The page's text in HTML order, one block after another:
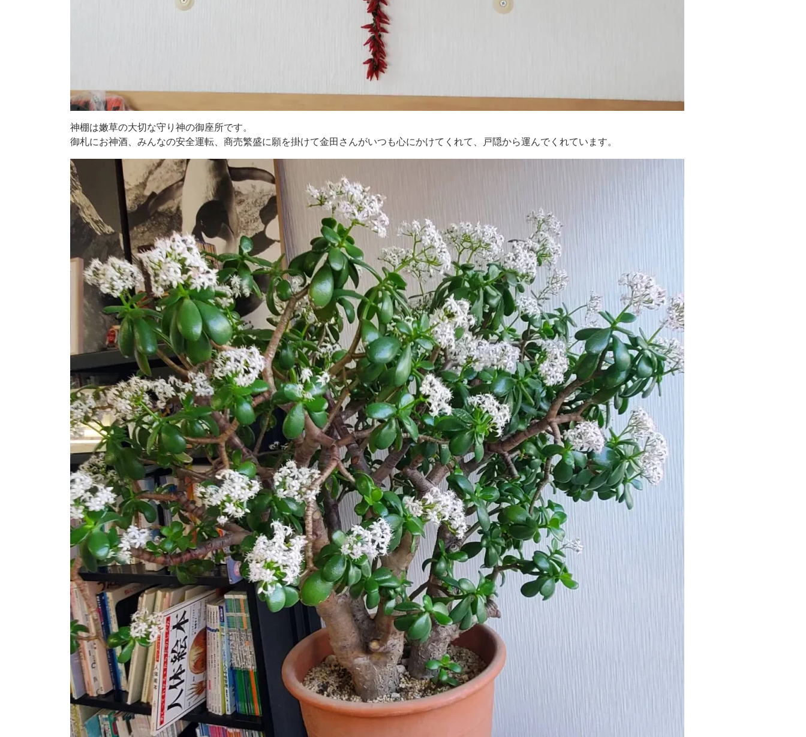
神棚は嫩草の大切な守り神の御座所です。
御札にお神酒、みんなの安全運転、商売繁盛に願を掛けて金田さんがいつも心にかけてくれて、戸隠から運んでくれています。